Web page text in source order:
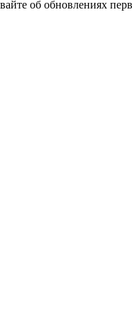
об обновлениях